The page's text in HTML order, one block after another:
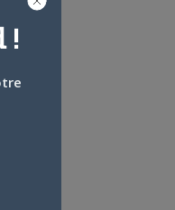
!